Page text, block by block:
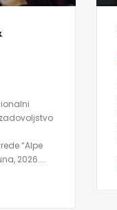
“Alpe
2026....